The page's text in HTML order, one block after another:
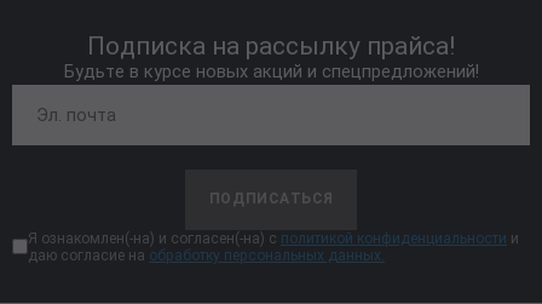
Подписка на рассылку прайса!
Будьте в курсе новых акций и спецпредложений!
ПОДПИСАТЬСЯ
Я ознакомлен(-на) и согласен(-на) с политикой конфиденциальности и
даю согласие на обработку персональных данных.